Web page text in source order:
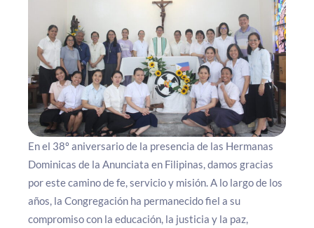
En el 38º aniversario de la presencia de las Hermanas
Dominicas de la Anunciata en Filipinas, damos gracias
por este camino de fe, servicio y misión. A lo largo de los
años, la Congregación ha permanecido fiel a su
compromiso con la educación, la justicia y la paz,